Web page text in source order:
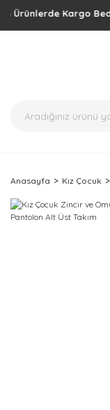
Ürünlerde Kargo
Anasayfa Kız Çocuk